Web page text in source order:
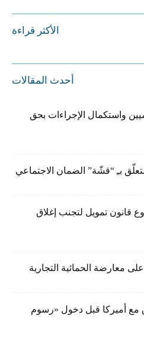
الأكثر قراءة
أحدث المقالات
واستكمال الإجراءات بحق
بـِ “قشّة” الضمان الاجتماعي
قانون تمويل لتجنب إغلاق
معارضة الحمائية التجارية
مع أميركا قبل دخول «رسوم